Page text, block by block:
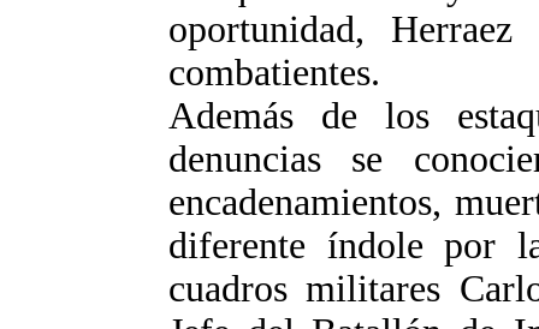
oportunidad,
combatientes.
Además de los
denuncias se
encadenamientos,
diferente índole por
cuadros militares